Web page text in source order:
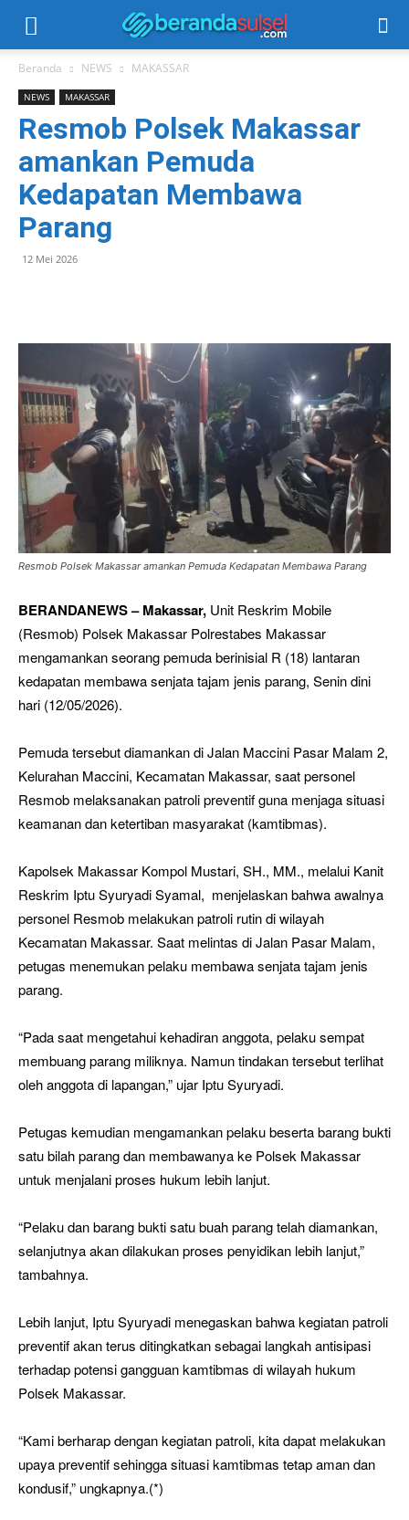
Beranda NEWS MAKASSAR
NEWS MAKASSAR
Resmob Polsek Makassar
amankan Pemuda
Kedapatan Membawa
Parang
12 Mei 2026
Resmob Polsek Makassar amankan Pemuda Kedapatan Membawa Parang
BERANDANEWS – Makassar, Unit Reskrim Mobile
(Resmob) Polsek Makassar Polrestabes Makassar
mengamankan seorang pemuda berinisial R (18) lantaran
kedapatan membawa senjata tajam jenis parang, Senin dini
hari (12/05/2026).
Pemuda tersebut diamankan di Jalan Maccini Pasar Malam 2,
Kelurahan Maccini, Kecamatan Makassar, saat personel
Resmob melaksanakan patroli preventif guna menjaga situasi
keamanan dan ketertiban masyarakat (kamtibmas).
Kapolsek Makassar Kompol Mustari, SH., MM., melalui Kanit
Reskrim Iptu Syuryadi Syamal, menjelaskan bahwa awalnya
personel Resmob melakukan patroli rutin di wilayah
Kecamatan Makassar. Saat melintas di Jalan Pasar Malam,
petugas menemukan pelaku membawa senjata tajam jenis
parang.
“Pada saat mengetahui kehadiran anggota, pelaku sempat
membuang parang miliknya. Namun tindakan tersebut terlihat
oleh anggota di lapangan,” ujar Iptu Syuryadi.
Petugas kemudian mengamankan pelaku beserta barang bukti
satu bilah parang dan membawanya ke Polsek Makassar
untuk menjalani proses hukum lebih lanjut.
“Pelaku dan barang bukti satu buah parang telah diamankan,
selanjutnya akan dilakukan proses penyidikan lebih lanjut,”
tambahnya.
Lebih lanjut, Iptu Syuryadi menegaskan bahwa kegiatan patroli
preventif akan terus ditingkatkan sebagai langkah antisipasi
terhadap potensi gangguan kamtibmas di wilayah hukum
Polsek Makassar.
“Kami berharap dengan kegiatan patroli, kita dapat melakukan
upaya preventif sehingga situasi kamtibmas tetap aman dan
kondusif,” ungkapnya.(*)